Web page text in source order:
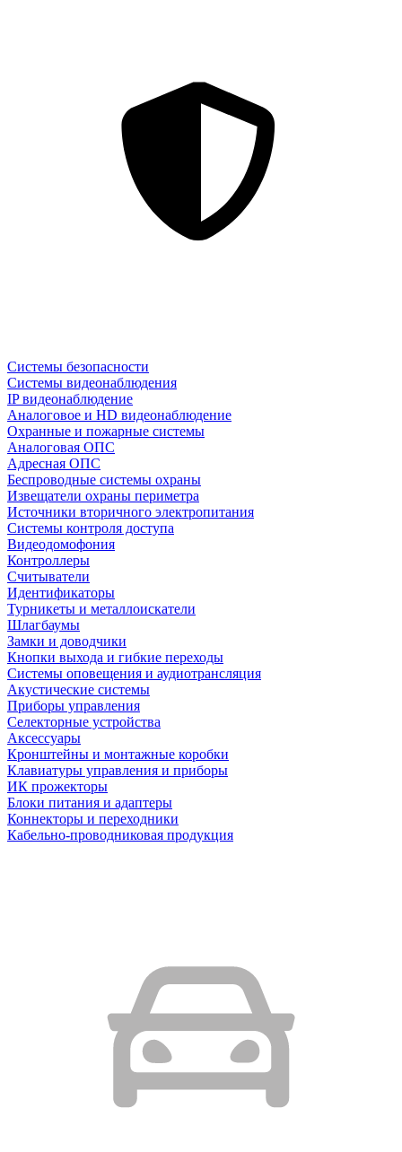
Системы безопасности
Системы видеонаблюдения
IP видеонаблюдение
Аналоговое и HD видеонаблюдение
Охранные и пожарные системы
Аналоговая ОПС
Адресная ОПС
Беспроводные системы охраны
Извещатели охраны периметра
Источники вторичного электропитания
Системы контроля доступа
Видеодомофония
Контроллеры
Считыватели
Идентификаторы
Турникеты и металлоискатели
Шлагбаумы
Замки и доводчики
Кнопки выхода и гибкие переходы
Системы оповещения и аудиотрансляция
Акустические системы
Приборы управления
Селекторные устройства
Аксессуары
Кронштейны и монтажные коробки
Клавиатуры управления и приборы
ИК прожекторы
Блоки питания и адаптеры
Коннекторы и переходники
Кабельно-проводниковая продукция